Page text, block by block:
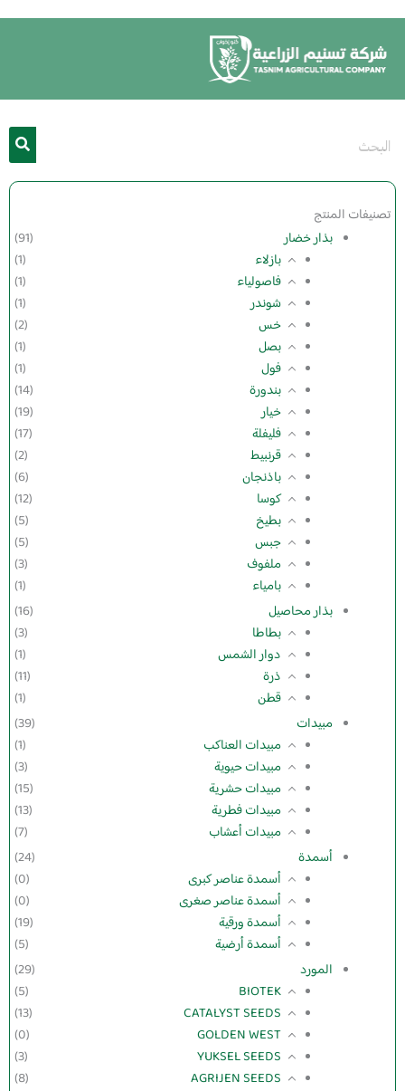
المحتوى
تصنيفات المنتج
بذار خضار
(91)
بازلاء
(1)
فاصولياء
(1)
شوندر
(1)
خس
(2)
بصل
(1)
فول
(1)
بندورة
(14)
خيار
(19)
فليفلة
(17)
قرنبيط
(2)
باذنجان
(6)
كوسا
(12)
بطيخ
(5)
جبس
(5)
ملفوف
(3)
بامياء
(1)
بذار محاصيل
(16)
بطاطا
(3)
دوار الشمس
(1)
ذرة
(11)
قطن
(1)
مبيدات
(39)
مبيدات العناكب
(1)
مبيدات حيوية
(3)
مبيدات حشرية
(15)
مبيدات فطرية
(13)
مبيدات أعشاب
(7)
أسمدة
(24)
أسمدة عناصر كبرى
(0)
أسمدة عناصر صغرى
(0)
أسمدة ورقية
(19)
أسمدة أرضية
(5)
المورد
(29)
BIOTEK
(5)
CATALYST SEEDS
(13)
GOLDEN WEST
(0)
YUKSEL SEEDS
(3)
AGRIJEN SEEDS
(8)